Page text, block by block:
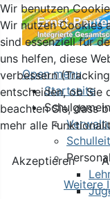
Open menu
Startseite
Wir benutzen
Wir nutzen Cookies
sind essenziell für
uns helfen, diese
verbessern
entscheiden, ob Sie
beachten Sie, dass
mehr alle
Akzeptieren
Weitere